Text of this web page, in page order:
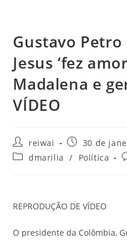
Gustavo
Jesus ‘fez
Madalena e
VÍDEO
Autor
do
post:
reiwai
Post
publicado:
30 de
Categoria
dmarilia / Política
REPRODUÇÃO DE VÍDEO
O presidente da Colômbia,